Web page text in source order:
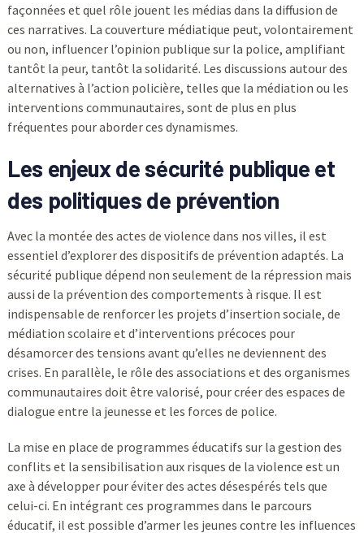
façonnées et quel rôle jouent les médias dans la diffusion de
ces narratives. La couverture médiatique peut, volontairement
ou non, influencer l’opinion publique sur la police, amplifiant
tantôt la peur, tantôt la solidarité. Les discussions autour des
alternatives à l’action policière, telles que la médiation ou les
interventions communautaires, sont de plus en plus
fréquentes pour aborder ces dynamismes.
Les enjeux de sécurité publique et
des politiques de prévention
Avec la montée des actes de violence dans nos villes, il est
essentiel d’explorer des dispositifs de prévention adaptés. La
sécurité publique dépend non seulement de la répression mais
aussi de la prévention des comportements à risque. Il est
indispensable de renforcer les projets d’insertion sociale, de
médiation scolaire et d’interventions précoces pour
désamorcer des tensions avant qu’elles ne deviennent des
crises. En parallèle, le rôle des associations et des organismes
communautaires doit être valorisé, pour créer des espaces de
dialogue entre la jeunesse et les forces de police.
La mise en place de programmes éducatifs sur la gestion des
conflits et la sensibilisation aux risques de la violence est un
axe à développer pour éviter des actes désespérés tels que
celui-ci. En intégrant ces programmes dans le parcours
éducatif, il est possible d’armer les jeunes contre les influences